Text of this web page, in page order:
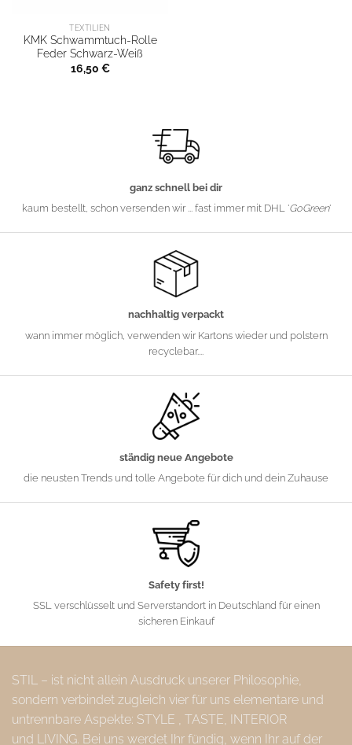
TEXTILIEN
KMK Schwammtuch-Rolle
Feder Schwarz-Weiß
16,50 €
ganz schnell bei dir
kaum bestellt, schon versenden wir ... fast immer mit DHL 'GoGreen'
nachhaltig verpackt
wann immer möglich, verwenden wir Kartons wieder und polstern
recyclebar....
ständig neue Angebote
die neusten Trends und tolle Angebote für dich und dein Zuhause
Safety first!
SSL verschlüsselt und Serverstandort in Deutschland für einen
sicheren Einkauf
STIL – ist nicht allein Ausdruck unserer Philosophie,
sondern verbindet zugleich vier für uns elementare und
untrennbare Aspekte: STYLE , TASTE, INTERIOR
und LIVING. Bei uns werdet Ihr fündig, wenn Ihr auf der